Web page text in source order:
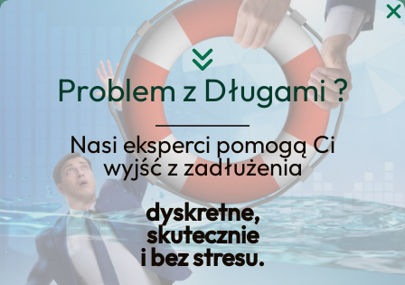
Problem z Długami ?
Nasi eksperci pomogą Ci
wyjść z zadłużenia
dyskretne,
skutecznie
i bez stresu.
Przejdź
KREDYT123.PL – OFERTA SPRZEDAŻOWA
upadłość konsumencka
tylko elektronicznie